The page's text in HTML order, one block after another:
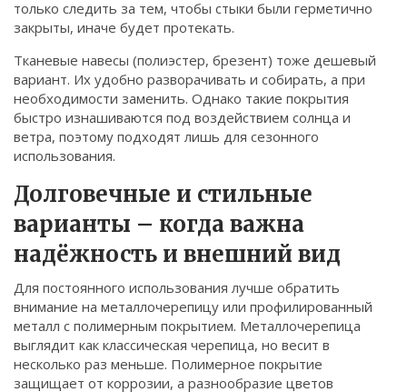
только следить за тем, чтобы стыки были герметично
закрыты, иначе будет протекать.
Тканевые навесы (полиэстер, брезент) тоже дешевый
вариант. Их удобно разворачивать и собирать, а при
необходимости заменить. Однако такие покрытия
быстро изнашиваются под воздействием солнца и
ветра, поэтому подходят лишь для сезонного
использования.
Долговечные и стильные
варианты – когда важна
надёжность и внешний вид
Для постоянного использования лучше обратить
внимание на металлочерепицу или профилированный
металл с полимерным покрытием. Металлочерепица
выглядит как классическая черепица, но весит в
несколько раз меньше. Полимерное покрытие
защищает от коррозии, а разнообразие цветов